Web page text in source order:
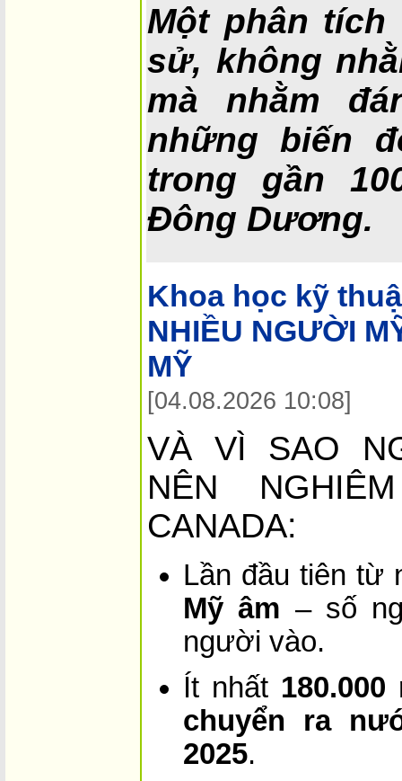
Một phân
sử, không
mà nhằm
những biến
trong gần
Đông Dương.
Khoa học kỹ
NHIỀU NGƯỜI
MỸ
[04.08.2026 10:08]
VÀ VÌ SAO
NÊN
CANADA:
Lần đầu tiên từ
Mỹ âm – số
người vào.
Ít nhất
chuyển ra
2025.